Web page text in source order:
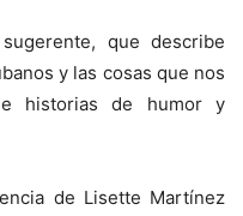
que describe
y las cosas que nos
historias de humor y
de Lisette Martínez